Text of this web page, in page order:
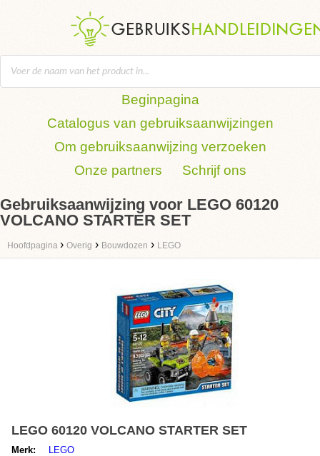
Beginpagina
Catalogus van gebruiksaanwijzingen
Om gebruiksaanwijzing verzoeken
Onze partners
Schrijf ons
Gebruiksaanwijzing voor LEGO 60120
VOLCANO STARTER SET
Hoofdpagina › Overig › Bouwdozen › LEGO
LEGO 60120 VOLCANO STARTER SET
Merk:
LEGO